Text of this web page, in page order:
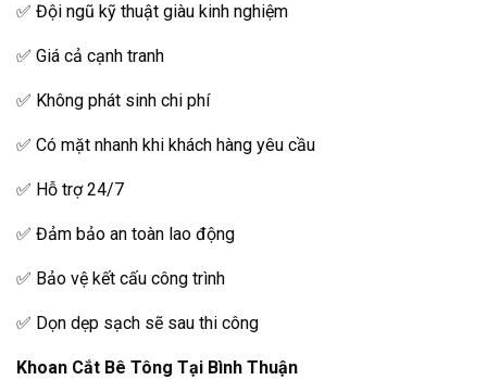
✅ Đội ngũ kỹ thuật giàu kinh nghiệm
✅ Giá cả cạnh tranh
✅ Không phát sinh chi phí
✅ Có mặt nhanh khi khách hàng yêu cầu
✅ Hỗ trợ 24/7
✅ Đảm bảo an toàn lao động
✅ Bảo vệ kết cấu công trình
✅ Dọn dẹp sạch sẽ sau thi công
Khoan Cắt Bê Tông Tại Bình Thuận